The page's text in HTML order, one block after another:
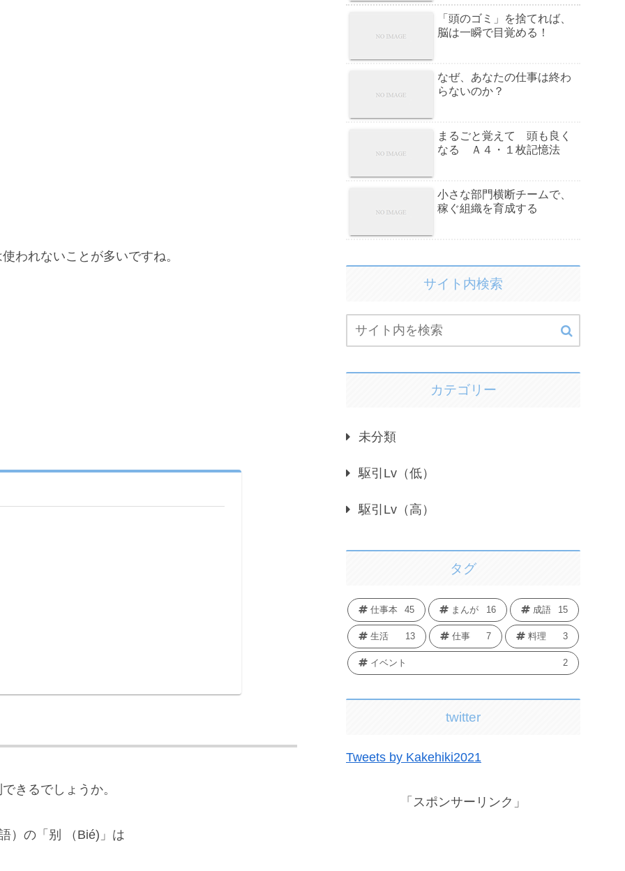
われないことが多いですね。
きるでしょうか。
）の「别 （Bié)」は
「頭のゴミ」を捨てれば、
脳は一瞬で目覚める！
なぜ、あなたの仕事は終わ
らないのか？
まるごと覚えて 頭も良く
なる Ａ４・１枚記憶法
小さな部門横断チームで、
稼ぐ組織を育成する
サイト内検索
カテゴリー
未分類
駆引Lv（低）
駆引Lv（高）
タグ
仕事本 45 まんが 16 成語 15
生活 13 仕事 7 料理 3
イベント 2
twitter
Tweets by Kakehiki2021
「スポンサーリンク」